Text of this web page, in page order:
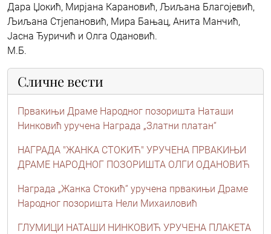
Дара Џокић, Мирјана Карановић, Љиљана Благојевић,
Љиљана Стјепановић, Мира Бањац, Анита Манчић,
Јасна Ђуричић и Олга Одановић.
М.Б.
Сличне вести
Првакињи Драме Народног позоришта Наташи
Нинковић уручена Награда „Златни платан“
НАГРАДА "ЖАНКА СТОКИЋ" УРУЧЕНА ПРВАКИЊИ
ДРАМЕ НАРОДНОГ ПОЗОРИШТА ОЛГИ ОДАНОВИЋ
Награда „Жанка Стокић“ уручена првакињи Драме
Народног позоришта Нели Михаиловић
ГЛУМИЦИ НАТАШИ НИНКОВИЋ УРУЧЕНА ПЛАКЕТА